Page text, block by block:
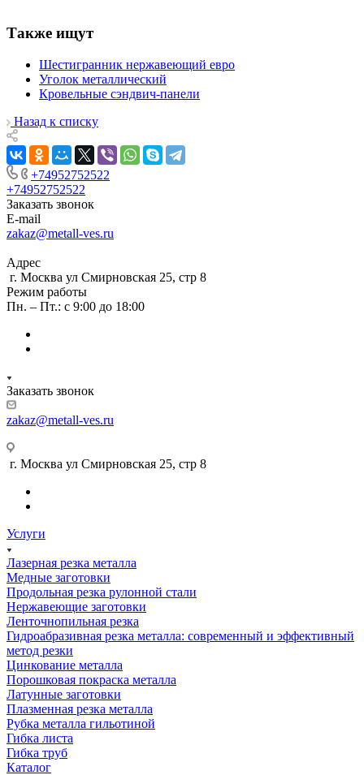
Также ищут
Шестигранник нержавеющий евро
Уголок металлический
Кровельные сэндвич-панели
Назад к списку
+74952752522
+74952752522
Заказать звонок
E-mail
zakaz@metall-ves.ru
Адрес
г. Москва ул Смирновская 25, стр 8
Режим работы
Пн. – Пт.: с 9:00 до 18:00
Заказать звонок
zakaz@metall-ves.ru
г. Москва ул Смирновская 25, стр 8
Услуги
Лазерная резка металла
Медные заготовки
Продольная резка рулонной стали
Нержавеющие заготовки
Ленточнопильная резка
Гидроабразивная резка металла: современный и эффективный
метод резки
Цинкование металла
Порошковая покраска металла
Латунные заготовки
Плазменная резка металла
Рубка металла гильотиной
Гибка листа
Гибка труб
Каталог